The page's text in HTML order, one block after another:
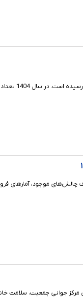
۵.۹ درصدی آمار طلاق در این استان طی سال ۱۴۰۴
مرکز جوانی جمعیت،